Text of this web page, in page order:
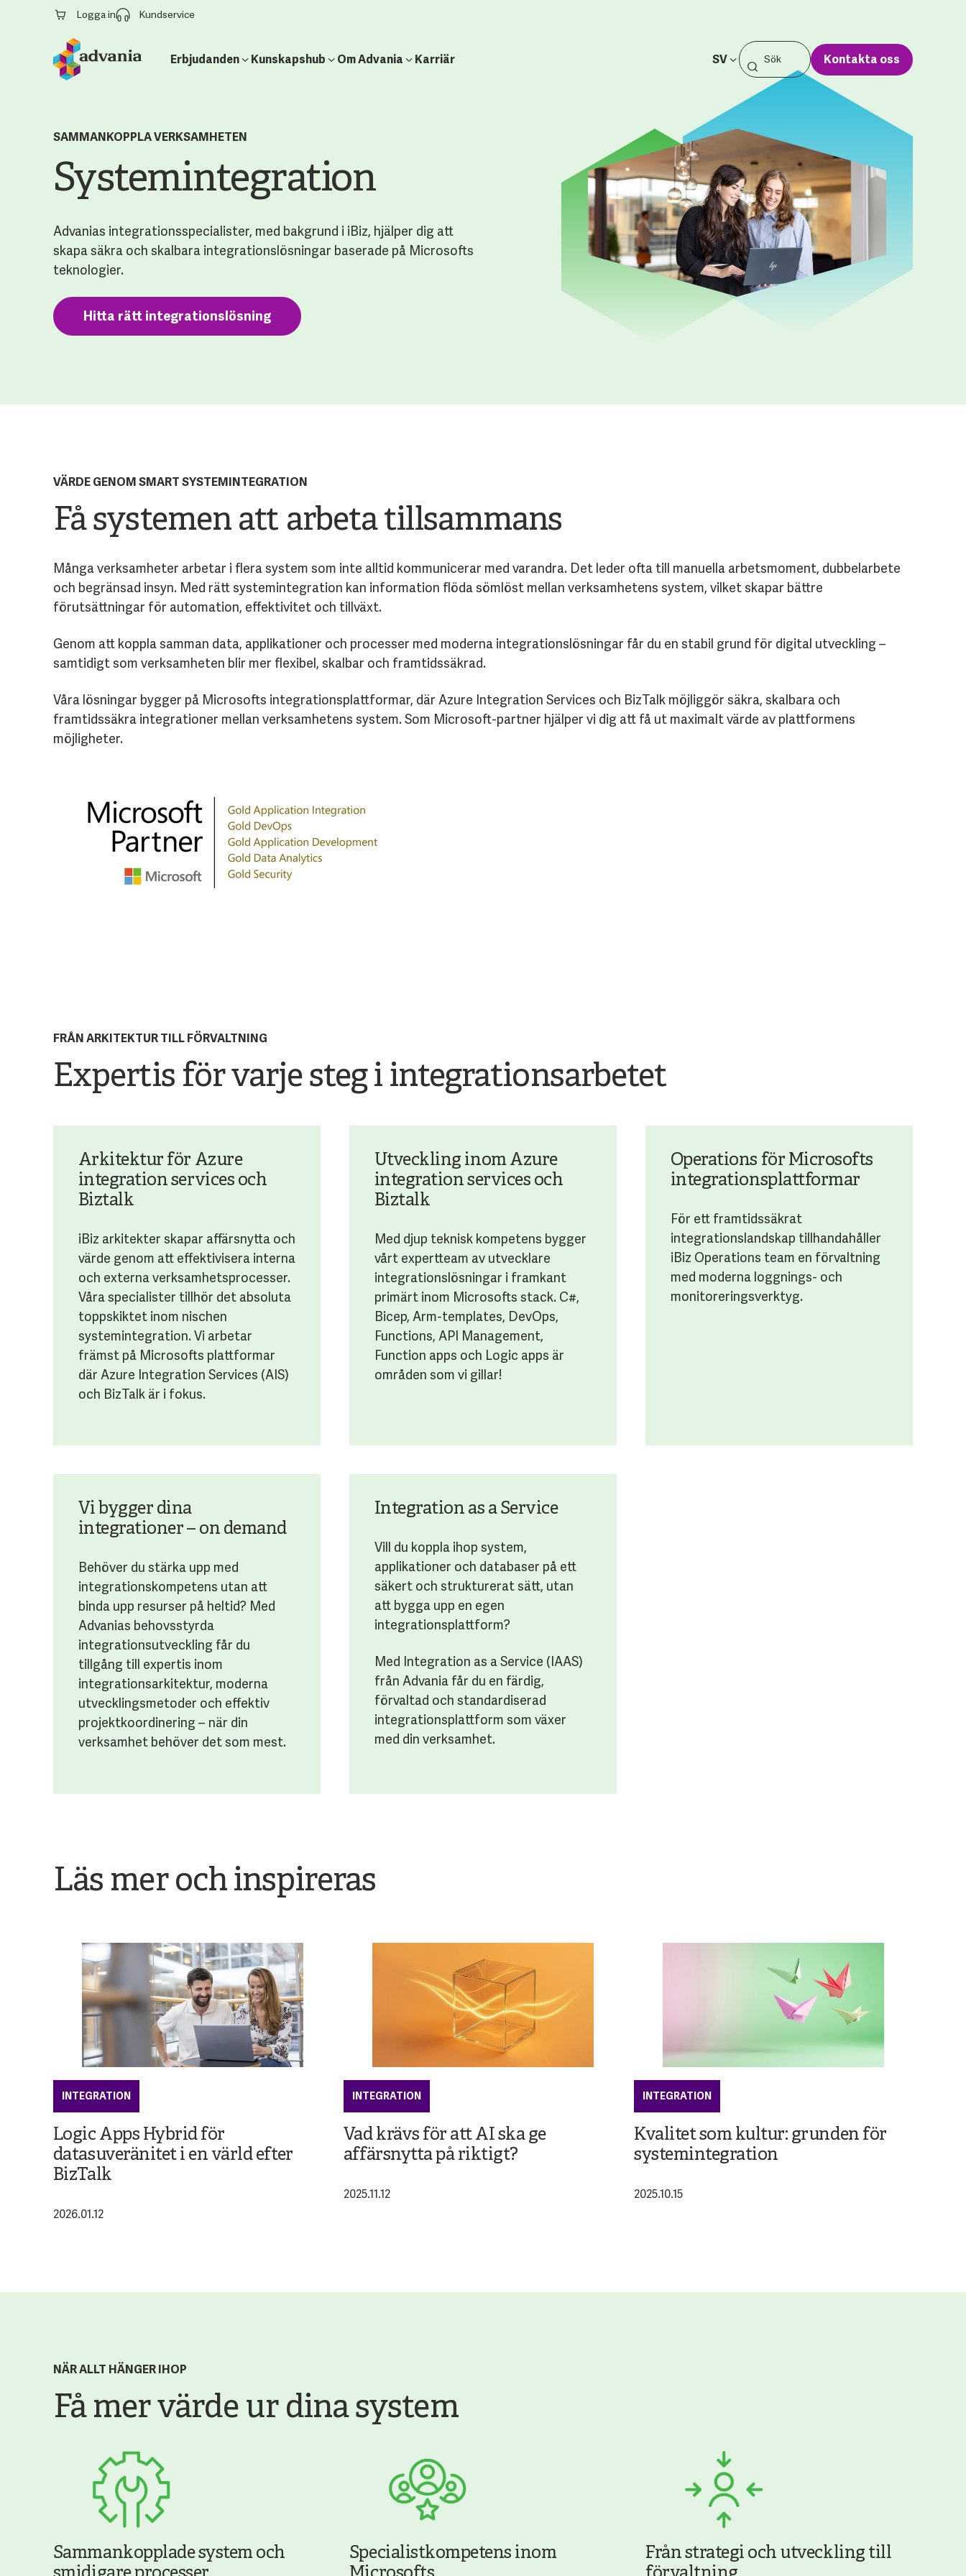
Logga in Kundservice
Erbjudanden Kunskapshub Om Advania Karriär SV Kontakta oss
SAMMANKOPPLA VERKSAMHETEN
Systemintegration
Advanias integrationsspecialister, med bakgrund i iBiz, hjälper dig att
skapa säkra och skalbara integrationslösningar baserade på Microsofts
teknologier.
Hitta rätt integrationslösning
VÄRDE GENOM SMART SYSTEMINTEGRATION
Få systemen att arbeta tillsammans
Många verksamheter arbetar i flera system som inte alltid kommunicerar med varandra. Det leder ofta till manuella arbetsmoment, dubbelarbete
och begränsad insyn. Med rätt systemintegration kan information flöda sömlöst mellan verksamhetens system, vilket skapar bättre
förutsättningar för automation, effektivitet och tillväxt.
Genom att koppla samman data, applikationer och processer med moderna integrationslösningar får du en stabil grund för digital utveckling –
samtidigt som verksamheten blir mer flexibel, skalbar och framtidssäkrad.
Våra lösningar bygger på Microsofts integrationsplattformar, där Azure Integration Services och BizTalk möjliggör säkra, skalbara och
framtidssäkra integrationer mellan verksamhetens system. Som Microsoft-partner hjälper vi dig att få ut maximalt värde av plattformens
möjligheter.
FRÅN ARKITEKTUR TILL FÖRVALTNING
Expertis för varje steg i integrationsarbetet
Arkitektur för Azure
integration services och
Biztalk
iBiz arkitekter skapar affärsnytta och
värde genom att effektivisera interna
och externa verksamhetsprocesser.
Våra specialister tillhör det absoluta
toppskiktet inom nischen
systemintegration. Vi arbetar
främst på Microsofts plattformar
där Azure Integration Services (AIS)
och BizTalk är i fokus.
Utveckling inom Azure
integration services och
Biztalk
Med djup teknisk kompetens bygger
vårt expertteam av utvecklare
integrationslösningar i framkant
primärt inom Microsofts stack. C#,
Bicep, Arm-templates, DevOps,
Functions, API Management,
Function apps och Logic apps är
områden som vi gillar!
Operations för Microsofts
integrationsplattformar
För ett framtidssäkrat
integrationslandskap tillhandahåller
iBiz Operations team en förvaltning
med moderna loggnings- och
monitoreringsverktyg.
Vi bygger dina
integrationer – on demand
Behöver du stärka upp med
integrationskompetens utan att
binda upp resurser på heltid? Med
Advanias behovsstyrda
integrationsutveckling får du
tillgång till expertis inom
integrationsarkitektur, moderna
utvecklingsmetoder och effektiv
projektkoordinering – när din
verksamhet behöver det som mest.
Integration as a Service
Vill du koppla ihop system,
applikationer och databaser på ett
säkert och strukturerat sätt, utan
att bygga upp en egen
integrationsplattform?
Med Integration as a Service (IAAS)
från Advania får du en färdig,
förvaltad och standardiserad
integrationsplattform som växer
med din verksamhet.
Läs mer och inspireras
INTEGRATION
Logic Apps Hybrid för
datasuveränitet i en värld efter
BizTalk
2026.01.12
INTEGRATION
Vad krävs för att AI ska ge
affärsnytta på riktigt?
2025.11.12
INTEGRATION
Kvalitet som kultur: grunden för
systemintegration
2025.10.15
NÄR ALLT HÄNGER IHOP
Få mer värde ur dina system
Sammankopplade system och
Specialistkompetens inom
Från strategi och utveckling till